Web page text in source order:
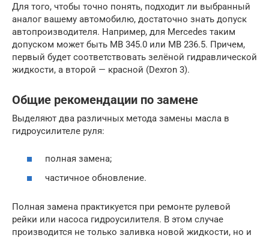
Для того, чтобы точно понять, подходит ли выбранный
аналог вашему автомобилю, достаточно знать допуск
автопроизводителя. Например, для Mercedes таким
допуском может быть MB 345.0 или MB 236.5. Причем,
первый будет соответствовать зелёной гидравлической
жидкости, а второй — красной (Dexron 3).
Общие рекомендации по замене
Выделяют два различных метода замены масла в
гидроусилителе руля:
полная замена;
частичное обновление.
Полная замена практикуется при ремонте рулевой
рейки или насоса гидроусилителя. В этом случае
производится не только заливка новой жидкости, но и